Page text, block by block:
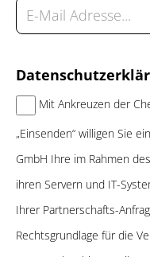
Mit Ankreuzen der
„Einsenden“ willigen Sie
GmbH Ihre im Rahmen
ihren Servern und IT-
Ihrer Partnerschafts-
Rechtsgrundlage für die